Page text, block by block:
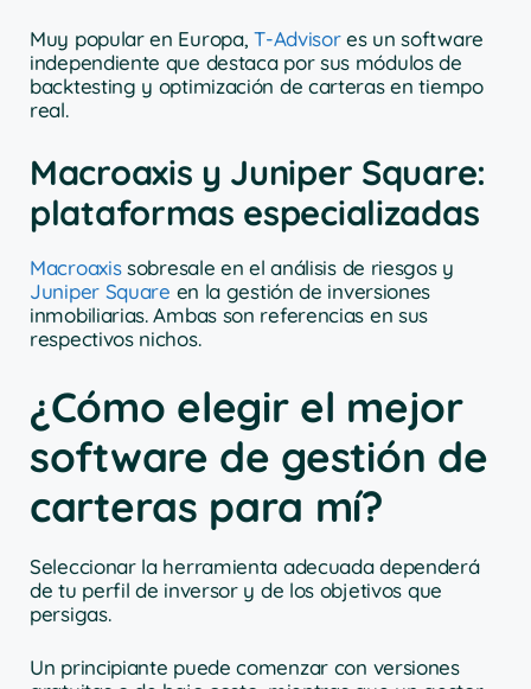
Muy popular en Europa,T-Advisores un software
independiente que destaca por sus módulos de
backtesting y optimización de carteras en tiempo
real.
Macroaxis y Juniper Square:
plataformas especializadas
Macroaxissobresale en el análisis de riesgos y
Juniper Square en la gestión de inversiones
inmobiliarias. Ambas son referencias en sus
respectivos nichos.
¿Cómo elegir el mejor
software de gestión de
carteras para mí?
Seleccionar la herramienta adecuada dependerá
de tu perfil de inversor y de los objetivos que
persigas.
Un principiante puede comenzar con versiones